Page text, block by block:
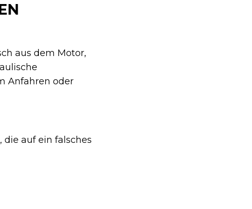
aus dem Motor,
Anfahren oder
auf ein falsches